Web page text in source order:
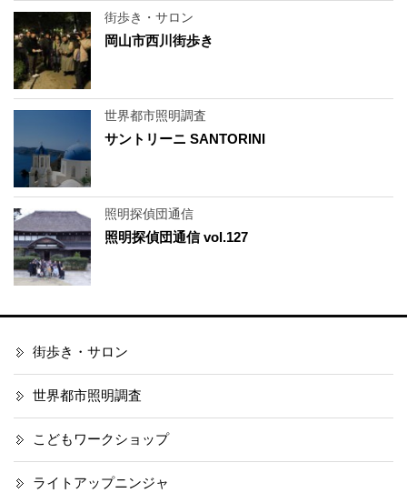
街歩き・サロン
岡山市西川街歩き
世界都市照明調査
サントリーニ SANTORINI
照明探偵団通信
照明探偵団通信 vol.127
街歩き・サロン
世界都市照明調査
こどもワークショップ
ライトアップニンジャ